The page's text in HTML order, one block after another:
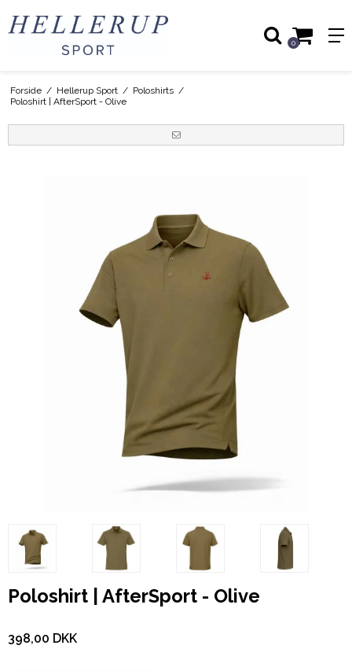
0
Forside / Hellerup Sport / Poloshirts /
Poloshirt | AfterSport - Olive
Poloshirt | AfterSport - Olive
398,00 DKK